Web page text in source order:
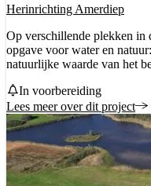
Herinrichting Amerdiep
Op verschillende plekken in
opgave voor water en
natuurlijke waarde van het
Status
In voorbereiding
Lees meer over dit project